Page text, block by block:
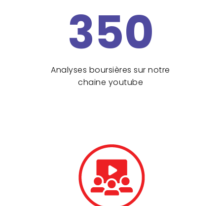
350
Analyses boursières sur notre
chaine youtube